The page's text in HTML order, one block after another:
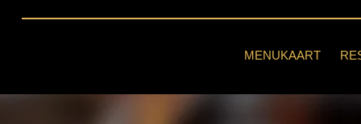
MENUKAART